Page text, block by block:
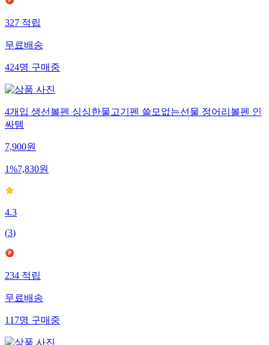
327적립
무료배송
424명구매중
4개입 생선볼펜 싱싱한물고기펜 쓸모없는선물 정어리볼펜 인
싸템
7,900원
1%7,830원
4.3
(3)
234적립
무료배송
117명구매중